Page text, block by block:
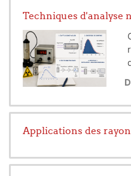
Techniques d'analyse
Applications des